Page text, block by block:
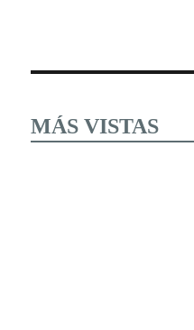
MÁS VISTAS